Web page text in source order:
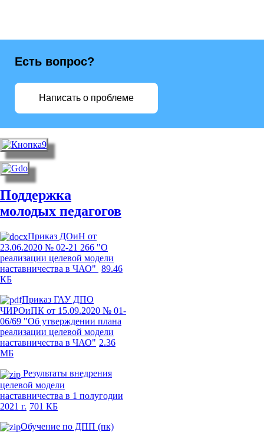
Есть вопрос?
Написать о проблеме
Поддержка
молодых педагогов
Приказ ДОиН от
23.06.2020 № 02-21 266 "О
реализации целевой модели
наставничества в ЧАО" 89.46
КБ
Приказ ГАУ ДПО
ЧИРОиПК от 15.09.2020 № 01-
06/69 "Об утверждении плана
реализации целевой модели
наставничества в ЧАО" 2.36
МБ
Результаты внедрения
целевой модели
наставничества в 1 полугодии
2021 г. 701 КБ
Обучение по ДПП (пк)